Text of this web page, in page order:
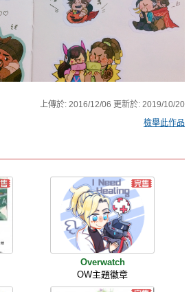
上傳於:2016/12/06 更新於:2019/10/20
檢舉此作品
Overwatch
OW主題徽章